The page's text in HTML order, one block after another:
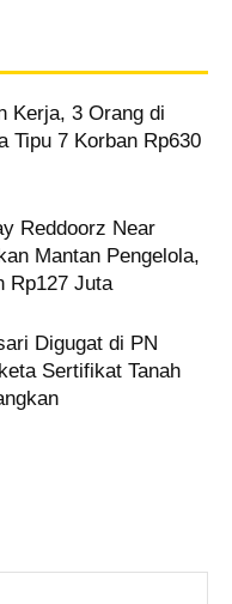
Kerja, 3 Orang di
Tipu 7 Korban Rp630
Reddoorz Near
Mantan Pengelola,
Rp127 Juta
Digugat di PN
Sertifikat Tanah